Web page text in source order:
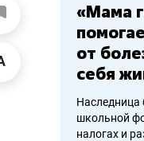
«Мама
от
себя
Наследница
школьной
налогах и